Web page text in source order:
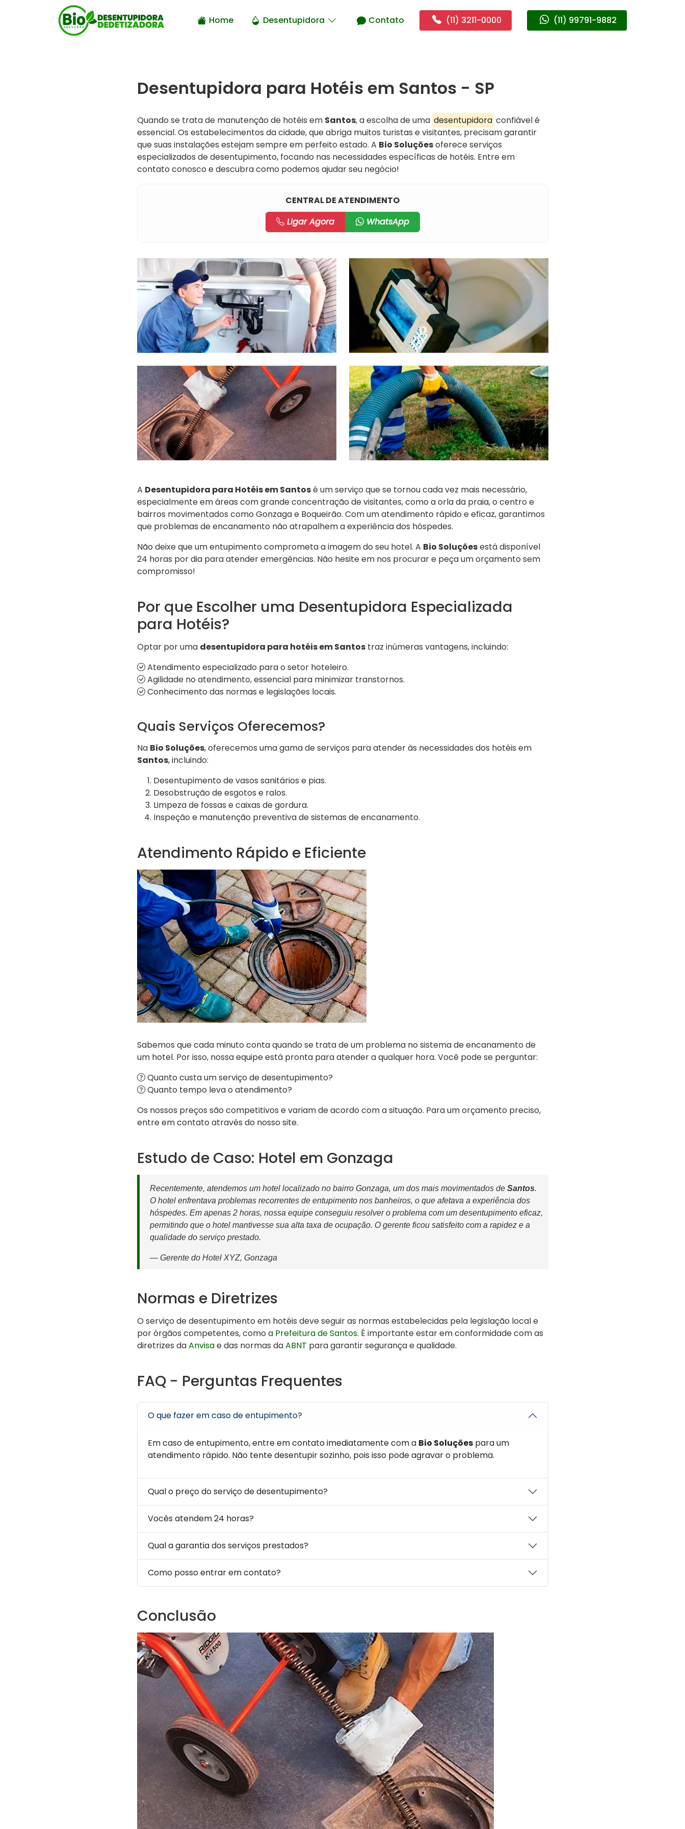
Home Desentupidora Contato (11) 3211-0000 (11) 99791-9882
Desentupidora para Hotéis em Santos - SP
Quando se trata de manutenção de hotéis em Santos, a escolha de uma desentupidora confiável é
essencial. Os estabelecimentos da cidade, que abriga muitos turistas e visitantes, precisam garantir
que suas instalações estejam sempre em perfeito estado. A Bio Soluçõesoferece serviços
especializados de desentupimento, focando nas necessidades específicas de hotéis. Entre em
contato conosco e descubra como podemos ajudar seu negócio!
CENTRAL DE ATENDIMENTO
Ligar Agora
WhatsApp
A Desentupidora para Hotéis em Santosé um serviço que se tornou cada vez mais necessário,
especialmente em áreas com grande concentração de visitantes, como a orla da praia, o centro e
bairros movimentados como Gonzaga e Boqueirão. Com um atendimento rápido e eficaz, garantimos
que problemas de encanamento não atrapalhem a experiência dos hóspedes.
Não deixe que um entupimento comprometa a imagem do seu hotel. A Bio Soluçõesestá disponível
24 horas por dia para atender emergências. Não hesite em nos procurar e peça um orçamento sem
compromisso!
Por que Escolher uma Desentupidora Especializada
para Hotéis?
Optar por uma desentupidora para hotéis em Santostraz inúmeras vantagens, incluindo:
Atendimento especializado para o setor hoteleiro.
Agilidade no atendimento, essencial para minimizar transtornos.
Conhecimento das normas e legislações locais.
Quais Serviços Oferecemos?
Na Bio Soluções, oferecemos uma gama de serviços para atender às necessidades dos hotéis em
Santos, incluindo:
Desentupimento de vasos sanitários e pias.
Desobstrução de esgotos e ralos.
Limpeza de fossas e caixas de gordura.
Inspeção e manutenção preventiva de sistemas de encanamento.
Atendimento Rápido e Eficiente
Sabemos que cada minuto conta quando se trata de um problema no sistema de encanamento de
um hotel. Por isso, nossa equipe está pronta para atender a qualquer hora. Você pode se perguntar:
Quanto custa um serviço de desentupimento?
Quanto tempo leva o atendimento?
Os nossos preços são competitivos e variam de acordo com a situação. Para um orçamento preciso,
entre em contato através do nosso site.
Estudo de Caso: Hotel em Gonzaga
Recentemente, atendemos um hotel localizado no bairro Gonzaga, um dos mais movimentados de Santos.
O hotel enfrentava problemas recorrentes de entupimento nos banheiros, o que afetava a experiência dos
hóspedes. Em apenas 2 horas, nossa equipe conseguiu resolver o problema com um desentupimento eficaz,
permitindo que o hotel mantivesse sua alta taxa de ocupação. O gerente ficou satisfeito com a rapidez e a
qualidade do serviço prestado.
— Gerente do Hotel XYZ, Gonzaga
Normas e Diretrizes
O serviço de desentupimento em hotéis deve seguir as normas estabelecidas pela legislação local e
por órgãos competentes, como a Prefeitura de Santos. É importante estar em conformidade com as
diretrizes daAnvisae das normas daABNT para garantir segurança e qualidade.
FAQ - Perguntas Frequentes
O que fazer em caso de entupimento?
Em caso de entupimento, entre em contato imediatamente com a Bio Soluçõespara um
atendimento rápido. Não tente desentupir sozinho, pois isso pode agravar o problema.
Qual o preço do serviço de desentupimento?
Vocês atendem 24 horas?
Qual a garantia dos serviços prestados?
Como posso entrar em contato?
Conclusão